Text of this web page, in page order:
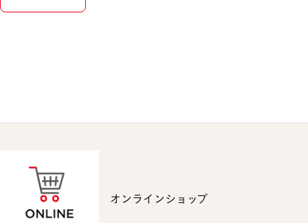
オンラインショップ